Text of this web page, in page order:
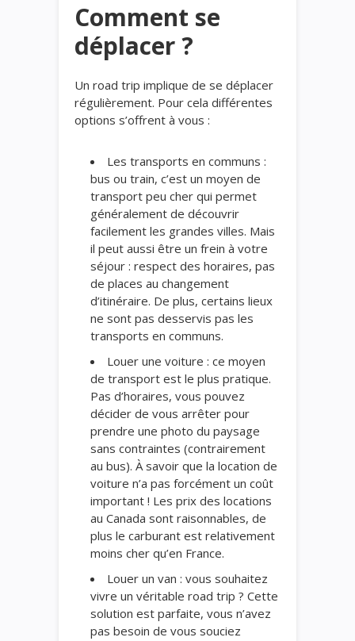
Comment se
déplacer ?
Un road trip implique de se déplacer
régulièrement. Pour cela différentes
options s’offrent à vous :
Les transports en communs :
bus ou train, c’est un moyen de
transport peu cher qui permet
généralement de découvrir
facilement les grandes villes. Mais
il peut aussi être un frein à votre
séjour : respect des horaires, pas
de places au changement
d’itinéraire. De plus, certains lieux
ne sont pas desservis pas les
transports en communs.
Louer une voiture : ce moyen
de transport est le plus pratique.
Pas d’horaires, vous pouvez
décider de vous arrêter pour
prendre une photo du paysage
sans contraintes (contrairement
au bus). À savoir que la location de
voiture n’a pas forcément un coût
important ! Les prix des locations
au Canada sont raisonnables, de
plus le carburant est relativement
moins cher qu’en France.
Louer un van : vous souhaitez
vivre un véritable road trip ? Cette
solution est parfaite, vous n’avez
pas besoin de vous souciez